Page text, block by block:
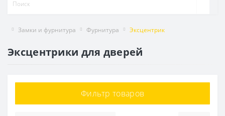
Замки и фурнитура Фурнитура Эксцентрик
Эксцентрики для дверей
Фильтр товаров